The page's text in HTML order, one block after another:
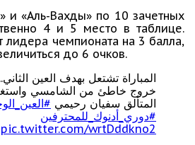
и «Аль-Вахды» по 10 зачетных
4 и 5 место в таблице.
лидера чемпионата на 3 балла,
до 6 очков.
المباراة تشتعل بهدف العين الثاني..
خروج خاطئ من الشامسي
المتألق سفيان رحيمي
#دوري_أدنوك_للمحترفين
pic.twitter.com/wrtDddkno2